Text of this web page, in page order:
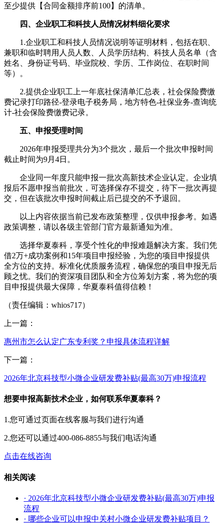
至少提供【合同金额排序前100】的清单。
四、企业职工和科技人员情况材料细化要求
1.企业职工和科技人员情况说明等证明材料，包括在职、
兼职和临时聘用人员人数、人员学历结构、科技人员名单（含
姓名、身份证号码、毕业院校、学历、工作岗位、在职时间
等）。
2.提供企业职工上一年底社保清单汇总表，社会保险费缴
费记录打印路径-登录电子税务局，地方特色-社保业务-查询统
计-社会保险费缴费记录。
五、申报受理时间
2026年申报受理共分为3个批次，最后一个批次申报时间
截止时间为9月4日。
企业同一年度只能申报一批次高新技术企业认定。企业填
报后不愿申报当前批次，可选择保存不提交，待下一批次再提
交，但在该批次申报时间截止后已提交的不予退回。
以上内容依据当前已发布政策整理，仅供申报参考。如遇
政策调整，请以各级主管部门官方最新通知为准。
选择华夏泰科，享受个性化的申报难题解决方案。我们凭
借2万+成功案例和15年项目申报经验，为您的项目申报提供
全方位的支持。标准化优质服务流程，确保您的项目申报无后
顾之忧。我们的资深项目团队和全方位筹划方案，将为您的项
目申报提供最大保障，华夏泰科值得信赖！
（责任编辑：whios717）
上一篇：
惠州市怎么认定广东专利奖？申报具体流程详解
下一篇：
2026年北京科技型小微企业研发费补贴(最高30万)申报流程
想要申报高新技术企业，如何联系华夏泰科？
1.您可通过页面在线客服与我们进行沟通
2.您还可以通过400-086-8855与我们电话沟通
点击在线咨询
相关阅读
· 2026年北京科技型小微企业研发费补贴(最高30万)申报
流程
· 哪些企业可以申报中关村小微企业研发费补贴项目？